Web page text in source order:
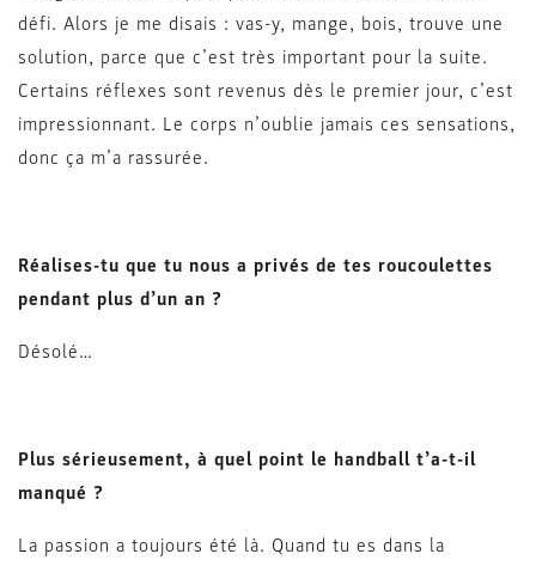
défi. Alors je me disais : vas-y, mange, bois, trouve une
solution, parce que c’est très important pour la suite.
Certains réflexes sont revenus dès le premier jour, c’est
impressionnant. Le corps n’oublie jamais ces sensations,
donc ça m’a rassurée.
Réalises-tu que tu nous a privés de tes roucoulettes
pendant plus d’un an ?
Désolé…
Plus sérieusement, à quel point le handball t’a-t-il
manqué ?
La passion a toujours été là. Quand tu es dans la